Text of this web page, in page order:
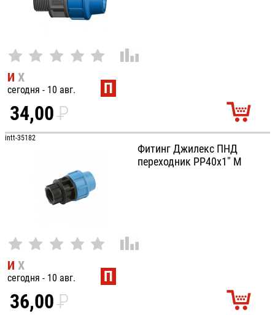
И Х
сегодня - 10 авг. П
34,00P
УБ.
intt-35182
Фитинг Джилекс ПНД
переходник РР40х1" М
И Х
сегодня - 10 авг. П
36,00P